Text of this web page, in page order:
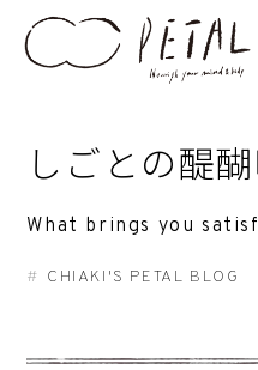
しごとの醍
What brings you
CHIAKI'S PETAL BLOG